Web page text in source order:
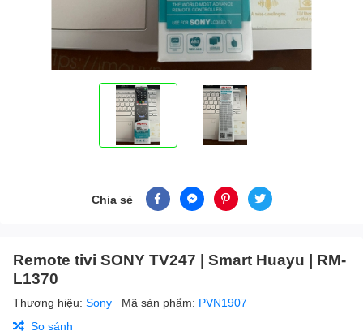
Chia sẻ
Remote tivi SONY TV247 | Smart Huayu | RM-
L1370
Thương hiệu: Sony Mã sản phẩm: PVN1907
So sánh